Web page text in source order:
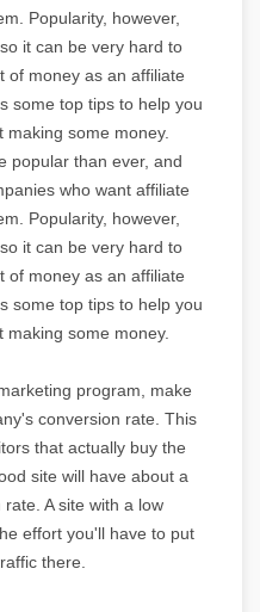
Popularity, however,
it can be very hard to
of money as an affiliate
some top tips to help you
some money.
popular than ever, and
who want affiliate
Popularity, however,
it can be very hard to
of money as an affiliate
some top tips to help you
some money.
program, make
conversion rate. This
that actually buy the
site will have about a
A site with a low
effort you'll have to put
there.